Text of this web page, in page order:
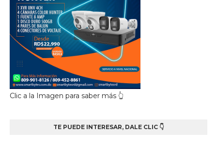
Clic a la Imagen para saber más 👆
TE PUEDE INTERESAR, DALE CLIC 👇